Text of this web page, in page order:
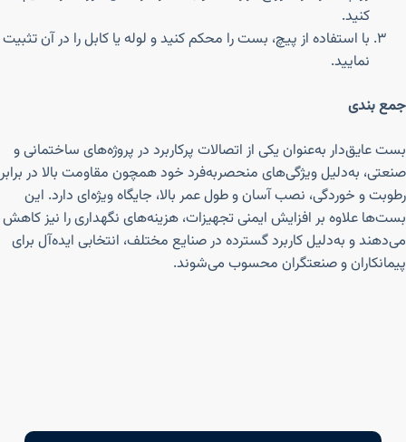
کنید.
با استفاده از پیچ، بست را محکم کنید و لوله یا کابل را در آن تثبیت
نمایید.
جمع بندی
بست عایق‌دار به‌عنوان یکی از اتصالات پرکاربرد در پروژه‌های ساختمانی و
صنعتی، به‌دلیل ویژگی‌های منحصربه‌فرد خود همچون مقاومت بالا در برابر
رطوبت و خوردگی، نصب آسان و طول عمر بالا، جایگاه ویژه‌ای دارد. این
بست‌ها علاوه بر افزایش ایمنی تجهیزات، هزینه‌های نگهداری را نیز کاهش
می‌دهند و به‌دلیل کاربرد گسترده در صنایع مختلف، انتخابی ایده‌آل برای
پیمانکاران و صنعتگران محسوب می‌شوند.